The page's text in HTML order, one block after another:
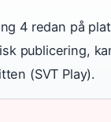
4 redan på
publicering,
(SVT Play).